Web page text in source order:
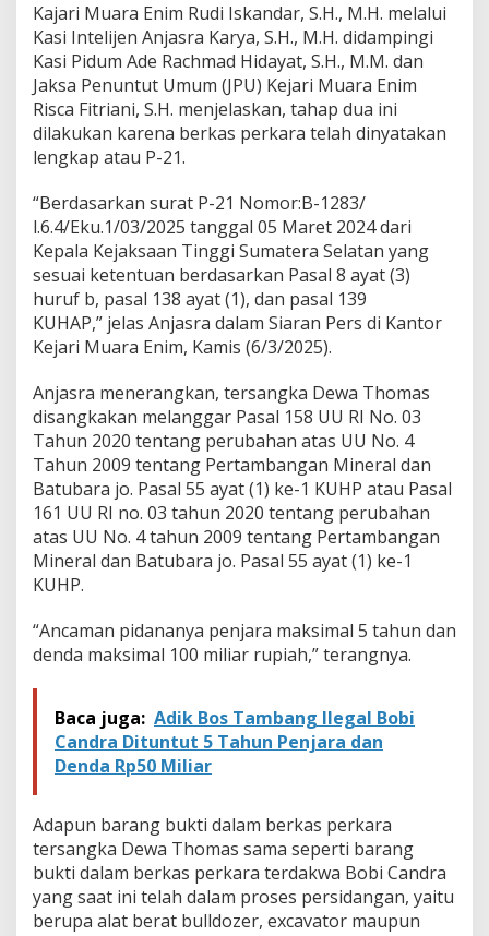
o
s
T
a
m
b
a
e
g
a
l
B
o
b
C
a
d
r
a
Kajari Muara Enim Rudi Iskandar, S.H., M.H. melalui
Kasi Intelijen Anjasra Karya, S.H., M.H. didampingi
Kasi Pidum Ade Rachmad Hidayat, S.H., M.M. dan
Jaksa Penuntut Umum (JPU) Kejari Muara Enim
Risca Fitriani, S.H. menjelaskan, tahap dua ini
dilakukan karena berkas perkara telah dinyatakan
lengkap atau P-21.
“Berdasarkan surat P-21 Nomor:B-1283/
l.6.4/Eku.1/03/2025 tanggal 05 Maret 2024 dari
Kepala Kejaksaan Tinggi Sumatera Selatan yang
sesuai ketentuan berdasarkan Pasal 8 ayat (3)
huruf b, pasal 138 ayat (1), dan pasal 139
KUHAP,” jelas Anjasra dalam Siaran Pers di Kantor
Kejari Muara Enim, Kamis (6/3/2025).
Anjasra menerangkan, tersangka Dewa Thomas
disangkakan melanggar Pasal 158 UU RI No. 03
Tahun 2020 tentang perubahan atas UU No. 4
Tahun 2009 tentang Pertambangan Mineral dan
Batubara jo. Pasal 55 ayat (1) ke-1 KUHP atau Pasal
161 UU RI no. 03 tahun 2020 tentang perubahan
atas UU No. 4 tahun 2009 tentang Pertambangan
Mineral dan Batubara jo. Pasal 55 ayat (1) ke-1
KUHP.
“Ancaman pidananya penjara maksimal 5 tahun dan
denda maksimal 100 miliar rupiah,” terangnya.
Baca juga: Adik Bos Tambang Ilegal Bobi
Candra Dituntut 5 Tahun Penjara dan
Denda Rp50 Miliar
Adapun barang bukti dalam berkas perkara
tersangka Dewa Thomas sama seperti barang
bukti dalam berkas perkara terdakwa Bobi Candra
yang saat ini telah dalam proses persidangan, yaitu
berupa alat berat bulldozer, excavator maupun